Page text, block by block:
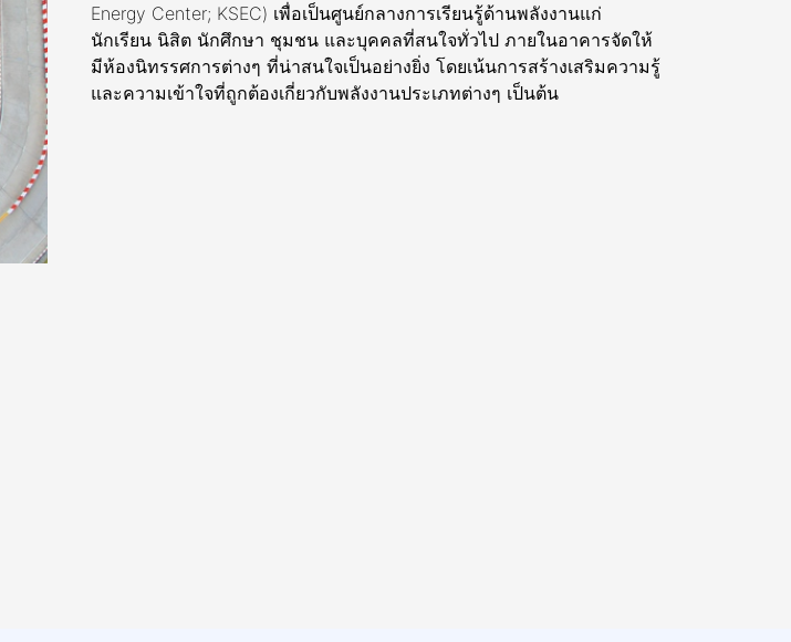
Energy Center; KSEC) เพื่อเป็นศูนย์กลางการเรียนรู้ด้านพลังงานแก่
นักเรียน นิสิต นักศึกษา ชุมชน และบุคคลที่สนใจทั่วไป ภายในอาคารจัดให้
มีห้องนิทรรศการต่างๆ ที่น่าสนใจเป็นอย่างยิ่ง โดยเน้นการสร้างเสริมความรู้
และความเข้าใจที่ถูกต้องเกี่ยวกับพลังงานประเภทต่างๆ เป็นต้น